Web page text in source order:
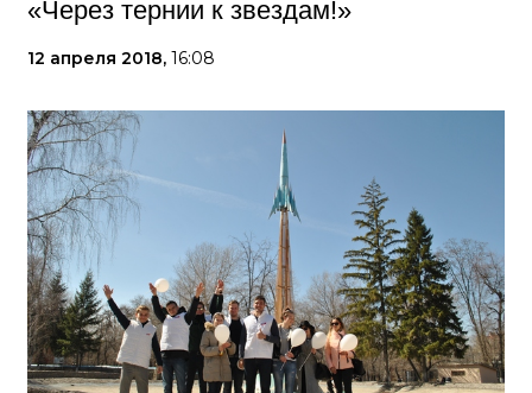
«Через тернии к звездам!»
12 апреля 2018, 16:08